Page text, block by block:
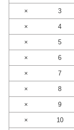
× 3
× 4
× 5
× 6
× 7
× 8
× 9
× 10